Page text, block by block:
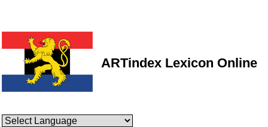
ARTindex Lexicon Online